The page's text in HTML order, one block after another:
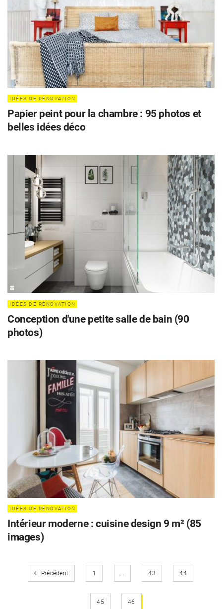
Papier peint pour la chambre : 95 photos et
belles idées déco
IDÉES DE RÉNOVATION
Conception d'une petite salle de bain (90
photos)
IDÉES DE RÉNOVATION
Intérieur moderne : cuisine design 9 m² (85
images)
IDÉES DE RÉNOVATION
Précédent 1 43 44
45 46